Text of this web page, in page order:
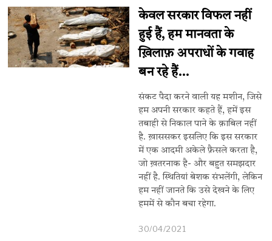
केवल सरकार विफल नहीं
हुई हैं, हम मानवता के
ख़िलाफ़ अपराधों के गवाह
बन रहे हैं…
संकट पैदा करने वाली यह मशीन, जिसे
हम अपनी सरकार कहते हैं, हमें इस
तबाही से निकाल पाने के क़ाबिल नहीं
है. ख़ाससकर इसलिए कि इस सरकार
में एक आदमी अकेले फ़ैसले करता है,
जो ख़तरनाक है- और बहुत समझदार
नहीं है. स्थितियां बेशक संभलेंगी, लेकिन
हम नहीं जानते कि उसे देखने के लिए
हममें से कौन बचा रहेगा.
30/04/2021